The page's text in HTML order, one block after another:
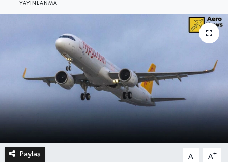
YAYINLANMA
Paylaş A- A+